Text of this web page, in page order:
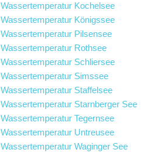
Wassertemperatur Kochelsee
Wassertemperatur Königssee
Wassertemperatur Pilsensee
Wassertemperatur Rothsee
Wassertemperatur Schliersee
Wassertemperatur Simssee
Wassertemperatur Staffelsee
Wassertemperatur Starnberger See
Wassertemperatur Tegernsee
Wassertemperatur Untreusee
Wassertemperatur Waginger See